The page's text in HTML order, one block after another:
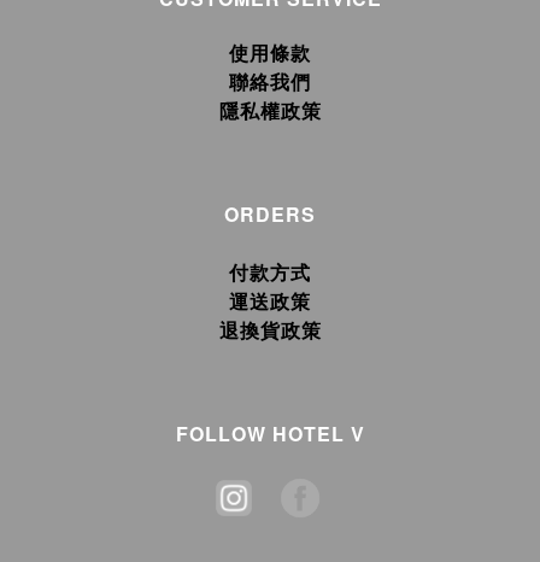
使用條款
聯絡我們
隱私權政策
ORDERS
付款方式
運送政策
退換貨政策
FOLLOW HOTEL V